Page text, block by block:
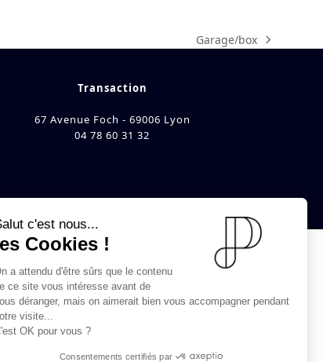
next
Garage/box
Transaction
67 Avenue Foch - 69006 Lyon
04 78 60 31 32
c'est nous...
Cookies !
a attendu d'être sûrs que le contenu
ce site vous intéresse avant de
déranger, mais on aimerait bien vous accompagner pendant
visite...
OK pour vous ?
Consentements certifiés par